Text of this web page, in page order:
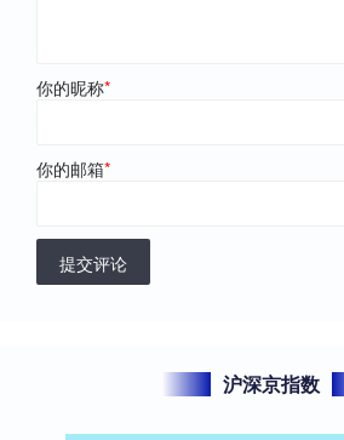
你的昵称*
你的邮箱*
提交评论
沪深京指数